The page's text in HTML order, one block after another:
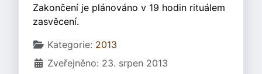
Zakončení je plánováno v 19 hodin rituálem
zasvěcení.
Základní údaje
Kategorie: 2013
Zveřejněno: 23. srpen 2013